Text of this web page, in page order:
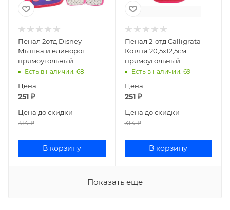
Пенал 2отд Disney
Мышка и единорог
прямоугольный
ламинированный
Есть в наличии: 68
Цена
251 ₽
Цена до скидки
314₽
В корзину
Пенал 2-отд Calligrata
Котята 20,5х12,5см
прямоугольный
ламинированный
Есть в наличии: 69
Цена
251₽
Цена до скидки
314₽
В корзину
Показать еще